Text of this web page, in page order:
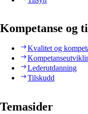
Kompetanse og
Kvalitet og
Lederutdanning
Tilskudd
Temasider